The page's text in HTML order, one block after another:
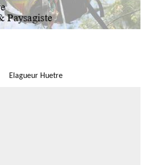
Elagueur Huetre